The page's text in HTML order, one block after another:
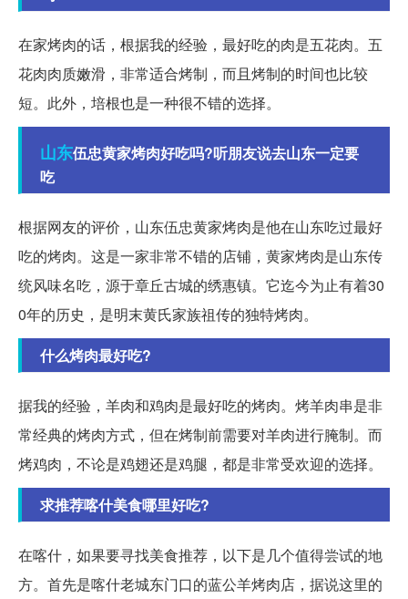
在家烤肉的话，根据我的经验，最好吃的肉是五花肉。五
花肉肉质嫩滑，非常适合烤制，而且烤制的时间也比较
短。此外，培根也是一种很不错的选择。
山东伍忠黄家烤肉好吃吗?听朋友说去山东一定要
吃
根据网友的评价，山东伍忠黄家烤肉是他在山东吃过最好
吃的烤肉。这是一家非常不错的店铺，黄家烤肉是山东传
统风味名吃，源于章丘古城的绣惠镇。它迄今为止有着30
0年的历史，是明末黄氏家族祖传的独特烤肉。
什么烤肉最好吃?
据我的经验，羊肉和鸡肉是最好吃的烤肉。烤羊肉串是非
常经典的烤肉方式，但在烤制前需要对羊肉进行腌制。而
烤鸡肉，不论是鸡翅还是鸡腿，都是非常受欢迎的选择。
求推荐喀什美食哪里好吃?
在喀什，如果要寻找美食推荐，以下是几个值得尝试的地
方。首先是喀什老城东门口的蓝公羊烤肉店，据说这里的